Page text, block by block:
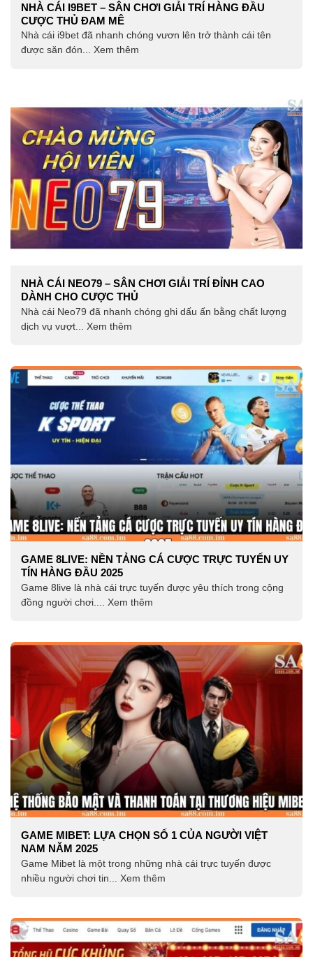
NHÀ CÁI I9BET – SÂN CHƠI GIẢI TRÍ HÀNG ĐẦU
CƯỢC THỦ ĐAM MÊ
Nhà cái i9bet đã nhanh chóng vươn lên trở thành cái tên
được săn đón... Xem thêm
NHÀ CÁI NEO79 – SÂN CHƠI GIẢI TRÍ ĐỈNH CAO
DÀNH CHO CƯỢC THỦ
Nhà cái Neo79 đã nhanh chóng ghi dấu ấn bằng chất lượng
dịch vụ vượt... Xem thêm
GAME 8LIVE: NỀN TẢNG CÁ CƯỢC TRỰC TUYẾN UY
TÍN HÀNG ĐẦU 2025
Game 8live là nhà cái trực tuyến được yêu thích trong cộng
đồng người chơi.... Xem thêm
GAME MIBET: LỰA CHỌN SỐ 1 CỦA NGƯỜI VIỆT
NAM NĂM 2025
Game Mibet là một trong những nhà cái trực tuyến được
nhiều người chơi tin... Xem thêm